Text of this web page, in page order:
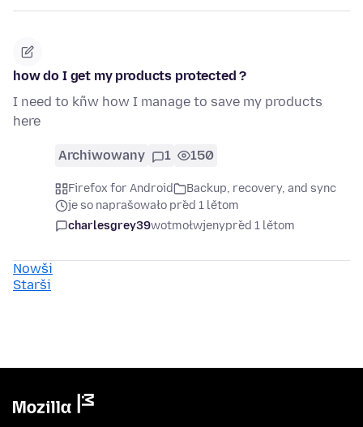
how do I get my products protected ?
I need to kñw how I manage to save my products
here
Archiwowany 1 150
Firefox for Android
Backup, recovery, and sync
je so naprašowało před 1 lětom
charlesgrey39wotmołwjenypřed 1 lětom
Nowši
Starši